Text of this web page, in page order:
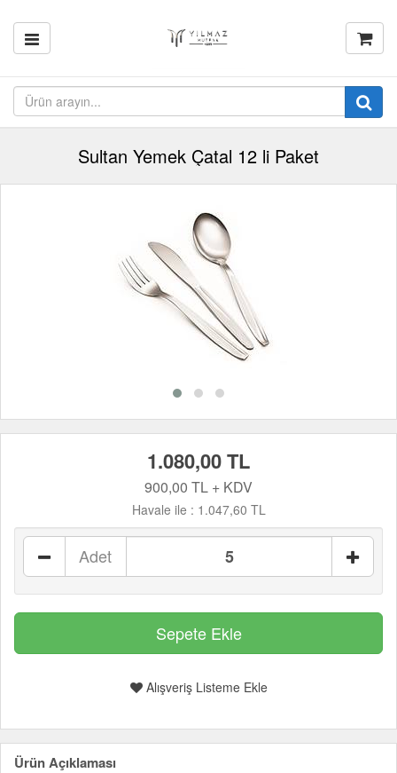
Sultan Yemek Çatal 12 li Paket
1.080,00 TL
900,00 TL + KDV
Havale ile : 1.047,60 TL
Adet
Alışveriş Listeme Ekle
Ürün Açıklaması